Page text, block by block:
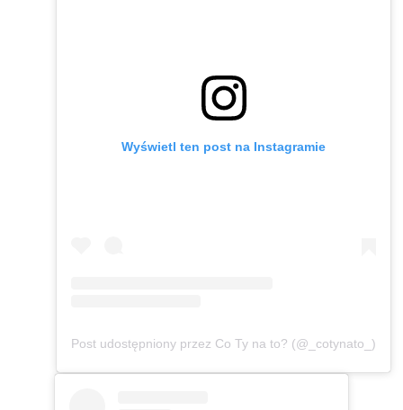
Wyświetl ten post na Instagramie
Post udostępniony przez Co Ty na to? (@_cotynato_)